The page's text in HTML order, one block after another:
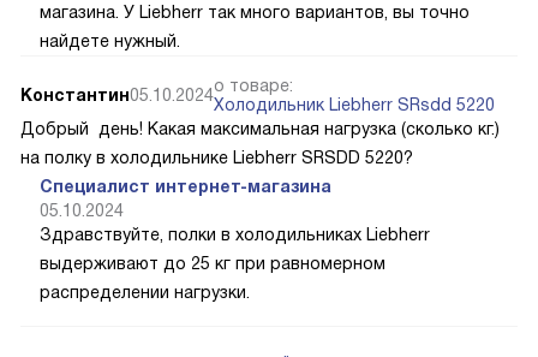
магазина. У Liebherr так много вариантов, вы точно
найдете нужный.
Константин05.10.2024о товаре:
Холодильник Liebherr SRsdd 5220
Добрый день! Какая максимальная нагрузка (сколько кг.)
на полку в холодильнике Liebherr SRSDD 5220?
Специалист интернет-магазина
05.10.2024
Здравствуйте, полки в холодильниках Liebherr
выдерживают до 25 кг при равномерном
распределении нагрузки.